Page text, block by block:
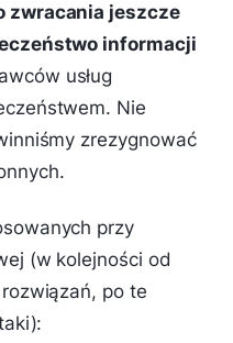
zwracania jeszcze
informacji
usług
Nie
zrezygnować
przy
(w kolejności od
po te